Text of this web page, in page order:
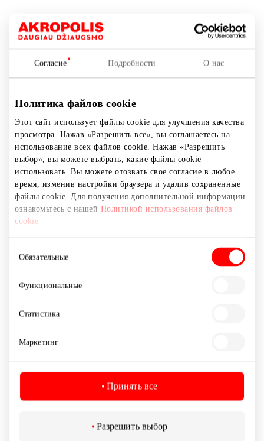
Согласие Подробности О нас
Политика файлов cookie
Этот сайт использует файлы cookie для улучшения качества
просмотра. Нажав «Разрешить все», вы соглашаетесь на
использование всех файлов cookie. Нажав «Разрешить
выбор», вы можете выбрать, какие файлы cookie
использовать. Вы можете отозвать свое согласие в любое
время, изменив настройки браузера и удалив сохраненные
файлы cookie. Для получения дополнительной информации
ознакомьтесь с нашей Политикой использования файлов
cookie
согласия
Обязательные
Функциональные
Статистика
Маркетинг
Принять все
Разрешить выбор
Аптеки и оптики
OPTIO